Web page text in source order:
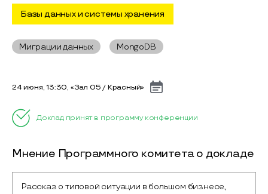
Базы данных и системы хранения
Миграции данных MongoDB
24 июня, 13:30, «Зал 05 / Красный»
Доклад принят в программу конференции
Мнение Программного комитета о докладе
Рассказ о типовой ситуации в большом бизнесе,